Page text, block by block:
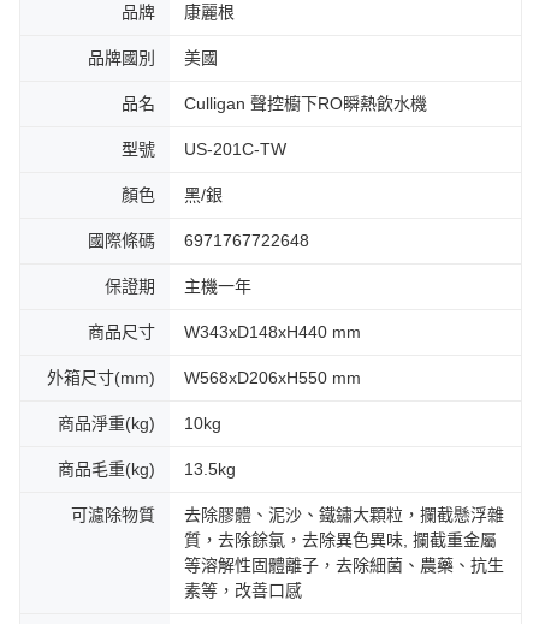
品牌 康麗根
品牌國別 美國
品名 Culligan 聲控櫥下RO瞬熱飲水機
型號 US-201C-TW
顏色 黑/銀
國際條碼 6971767722648
保證期 主機一年
商品尺寸 W343xD148xH440 mm
外箱尺寸(mm) W568xD206xH550 mm
商品淨重(kg) 10kg
商品毛重(kg) 13.5kg
可濾除物質
去除膠體、泥沙、鐵鏽大顆粒，攔截懸浮雜
質，去除餘氯，去除異色異味, 攔截重金屬
等溶解性固體離子，去除細菌、農藥、抗生
素等，改善口感